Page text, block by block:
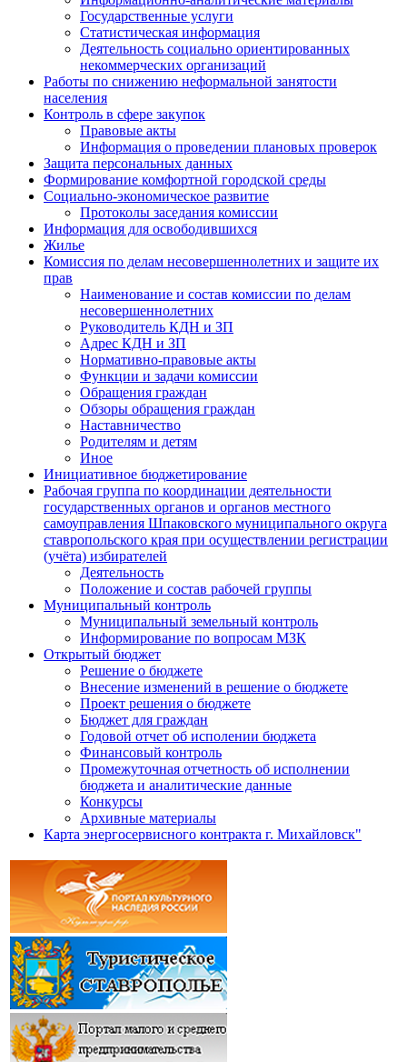
Государственные услуги
Статистическая информация
Деятельность социально ориентированных
некоммерческих организаций
Работы по снижению неформальной занятости
населения
Контроль в сфере закупок
Правовые акты
Информация о проведении плановых проверок
Защита персональных данных
Формирование комфортной городской среды
Социально-экономическое развитие
Протоколы заседания комиссии
Информация для освободившихся
Жилье
Комиссия по делам несовершеннолетних и защите их
прав
Наименование и состав комиссии по делам
несовершеннолетних
Руководитель КДН и ЗП
Адрес КДН и ЗП
Нормативно-правовые акты
Функции и задачи комиссии
Обращения граждан
Обзоры обращения граждан
Наставничество
Родителям и детям
Иное
Инициативное бюджетирование
Рабочая группа по координации деятельности
государственных органов и органов местного
самоуправления Шпаковского муниципального округа
ставропольского края при осуществлении регистрации
(учёта) избирателей
Деятельность
Положение и состав рабочей группы
Муниципальный контроль
Муниципальный земельный контроль
Информирование по вопросам МЗК
Открытый бюджет
Решение о бюджете
Внесение изменений в решение о бюджете
Проект решения о бюджете
Бюджет для граждан
Годовой отчет об исполении бюджета
Финансовый контроль
Промежуточная отчетность об исполнении
бюджета и аналитические данные
Конкурсы
Архивные материалы
Карта энергосервисного контракта г. Михайловск"